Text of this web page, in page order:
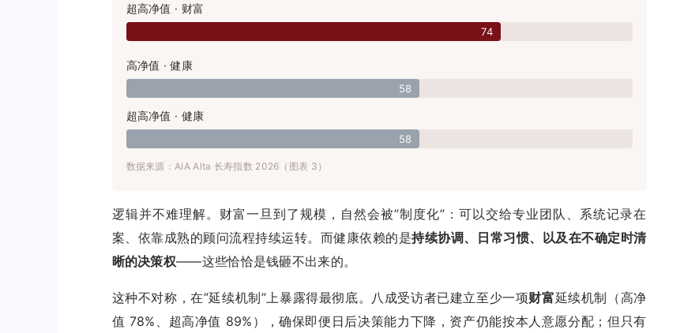
超高净值 · 财富
74
高净值 · 健康
58
超高净值 · 健康
58
数据来源：AIA Alta 长寿指数 2026（图表 3）
逻辑并不难理解。财富一旦到了规模，自然会被”制度化”：可以交给专业团队、系统记录在
案、依靠成熟的顾问流程持续运转。而健康依赖的是持续协调、日常习惯、以及在不确定时清
晰的决策权——这些恰恰是钱砸不出来的。
这种不对称，在”延续机制”上暴露得最彻底。八成受访者已建立至少一项财富延续机制（高净
值 78%、超高净值 89%），确保即便日后决策能力下降，资产仍能按本人意愿分配；但只有